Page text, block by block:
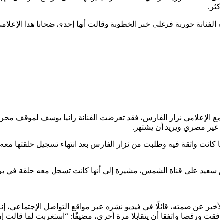
الفنانة حورية فرغلي خبر الخطوبة وقالت أنها إحدى ضحايا هذا
نزار الفارس، فقد تعرضت الفنانة رانيا يوسف لموقف
غير مصري ويريد أن يشتهر.
كانت واثقة فيه وطلبت من نزار الفارس بعد انتهاء تسجيل حلقتها
سعيد على قناة الشمس، مشيرة إلى أنها كانت تسجل معه حلقة
عن صمته، قائلًا في فيديو نشره عبر مواقع التواصل الإجتماعي،
ورقصا واتفقا أن يتقابلا مرة أخرى، مضيفًا: “استغربت